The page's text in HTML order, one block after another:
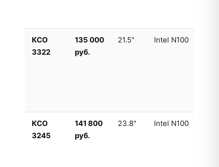
КСО
3322
135 000
руб.
21.5" Intel N100
КСО
3245
141 800
руб.
23.8" Intel N100